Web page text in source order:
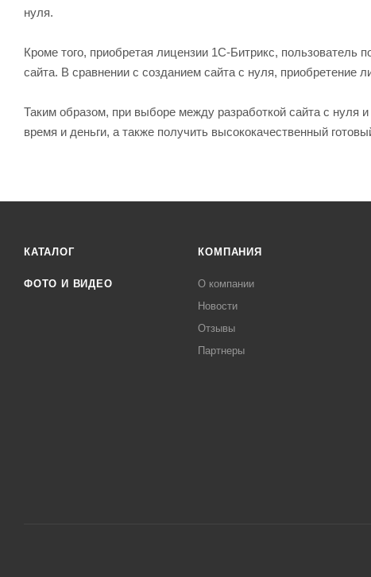
нуля.
Кроме того, приобретая лицензии 1С-Битрикс, пользователь
сайта. В сравнении с созданием сайта с нуля, приобретение
Таким образом, при выборе между разработкой сайта с нуля
время и деньги, а также получить высококачественный
КАТАЛОГ
ФОТО И ВИДЕО
КОМПАНИЯ
О компании
Новости
Отзывы
Партнеры